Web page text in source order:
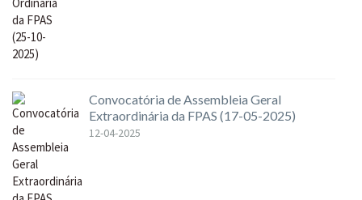
Convocatória de Assembleia Geral
Extraordinária da FPAS (17-05-2025)
12-04-2025